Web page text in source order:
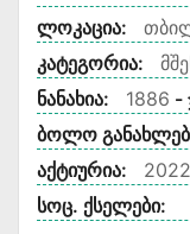
ლოკაცია:
კატეგორია:
ნანახია:
1886 -
ბოლო
აქტიურია:
სოც. ქსელები: